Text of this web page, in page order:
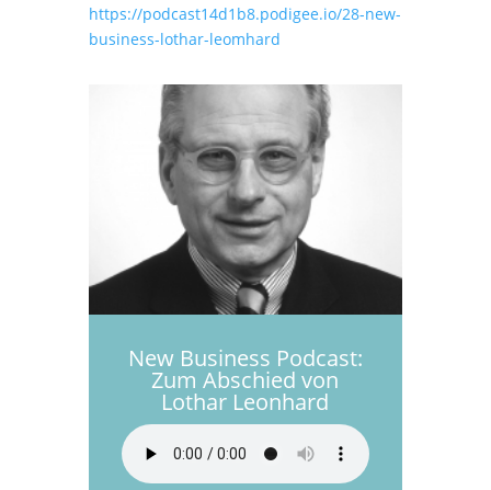
https://podcast14d1b8.podigee.io/28-new-
business-lothar-leomhard
New Business Podcast:
Zum Abschied von
Lothar Leonhard